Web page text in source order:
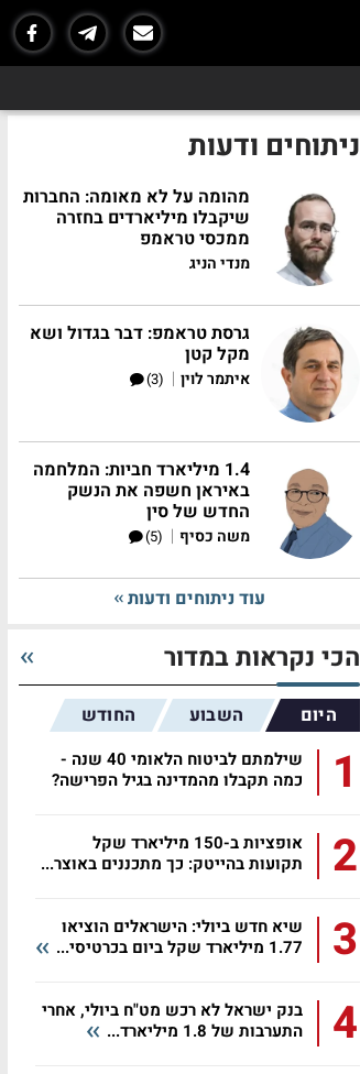
ניתוחים ודעות
מהומה על לא מאומה: החברות
שיקבלו מיליארדים בחזרה
ממכסי טראמפ
מנדי הניג
גרסת טראמפ: דבר בגדול ושא
מקל קטן
איתמר לוין |
(3)
1.4 מיליארד חביות: המלחמה
באיראן חשפה את הנשק
החדש של סין
משה כסיף |
(5)
עוד ניתוחים ודעות
הכי נקראות במדור
היום השבוע החודש
1
שילמתם לביטוח הלאומי 40 שנה -
כמה תקבלו מהמדינה בגיל הפרישה?
2
אופציות ב-150 מיליארד שקל
תקועות בהייטק: כך מתכננים באוצר...
3
שיא חדש ביולי: הישראלים הוציאו
1.77 מיליארד שקל ביום בכרטיסי...
4
בנק ישראל לא רכש מט"ח ביולי, אחרי
התערבות של 1.8 מיליארד...